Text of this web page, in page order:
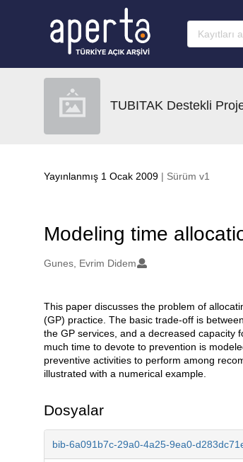
TUBITAK Destekli
Yayınlanmış 1 Ocak 2009 | Sürüm v1
Modeling time
Oluşturanlar
Gunes, Evrim Didem
Açıklama
This paper discusses the problem of
(GP) practice. The basic trade-off is
the GP services, and a decreased capacity
much time to devote to prevention is
preventive activities to perform among
illustrated with a numerical example.
Dosyalar
bib-6a091b7c-29a0-4a25-9ea0-